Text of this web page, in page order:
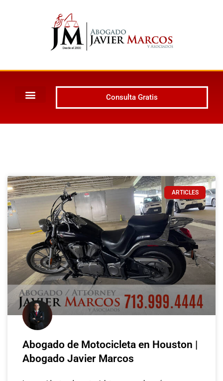
Consulta Gratis
ARTICLES
Abogado de Motocicleta en Houston |
Abogado Javier Marcos